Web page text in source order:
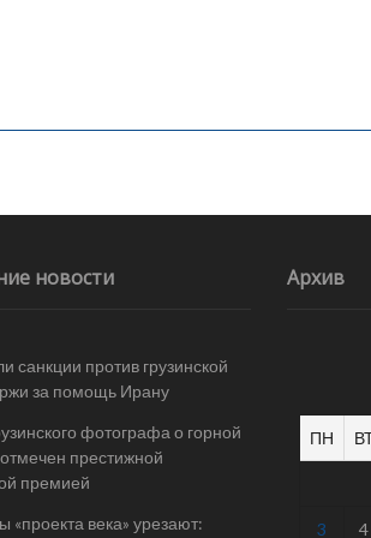
новости
санкции против грузинской
за помощь Ирану
фотографа о горной
престижной
премией
«проекта века» урезают:
Архив
ПН
3 4